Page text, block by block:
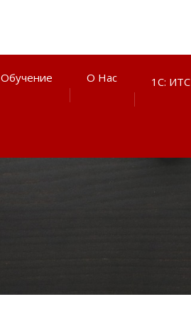
Обучение О Нас
1С: ИТС